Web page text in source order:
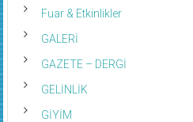
Fuar & Etkinlikler
GALERİ
GAZETE – DERGİ
GELİNLİK
GİYİM